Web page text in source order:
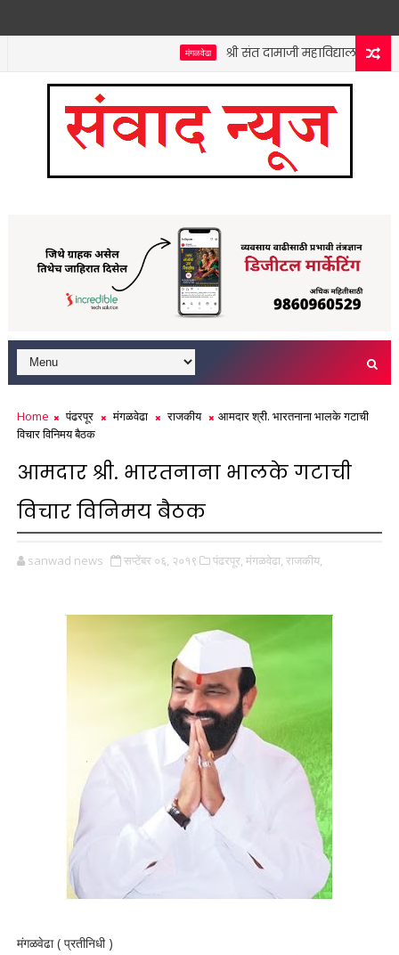
मंगळवेढा श्री संत दामाजी महाविद्यालयात
Home पंढरपूर मंगळवेढा राजकीय
आमदार श्री. भारतनाना भालके गटाची
विचार विनिमय बैठक
आमदार श्री. भारतनाना भालके गटाची
विचार विनिमय बैठक
sanwad news सप्टेंबर ०६, २०१९ पंढरपूर, मंगळवेढा, राजकीय,
मंगळवेढा ( प्रतीनिधी )